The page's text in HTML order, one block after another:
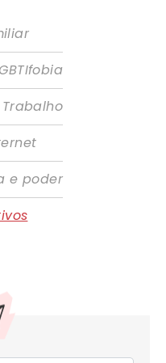
Trabalho
e poder